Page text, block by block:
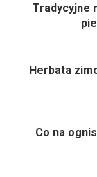
Tradycyjne
Herbata
Co na